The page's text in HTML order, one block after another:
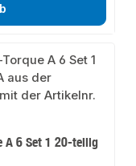
A 6 Set 1 20-teilig